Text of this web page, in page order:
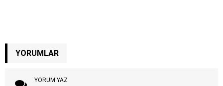
YORUMLAR
YORUM YAZ